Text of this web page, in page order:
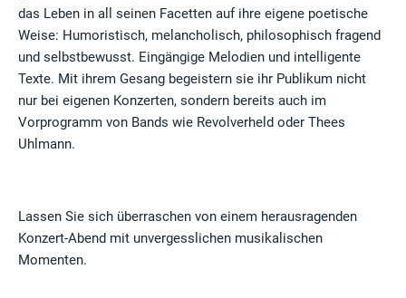
das Leben in all seinen Facetten auf ihre eigene poetische
Weise: Humoristisch, melancholisch, philosophisch fragend
und selbstbewusst. Eingängige Melodien und intelligente
Texte. Mit ihrem Gesang begeistern sie ihr Publikum nicht
nur bei eigenen Konzerten, sondern bereits auch im
Vorprogramm von Bands wie Revolverheld oder Thees
Uhlmann.
Lassen Sie sich überraschen von einem herausragenden
Konzert-Abend mit unvergesslichen musikalischen
Momenten.